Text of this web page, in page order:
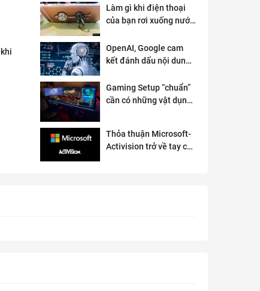
Làm gì khi điện thoại
của bạn rơi xuống nước
OpenAI, Google cam
kết đánh dấu nội dung
Gaming Setup “chuẩn”
cần có những vật dụng
Thỏa thuận Microsoft-
Activision trở về tay cơ